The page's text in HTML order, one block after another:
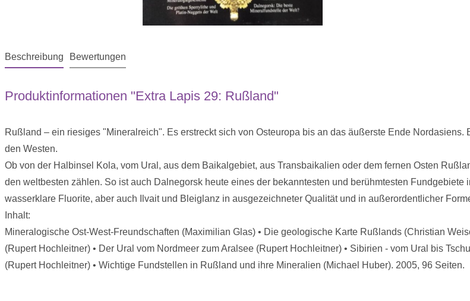
Beschreibung Bewertungen
Produktinformationen "Extra Lapis 29: Rußland"
Rußland – ein riesiges "Mineralreich". Es erstreckt sich von Osteuropa bis an das äußerste Ende
den Westen.
Ob von der Halbinsel Kola, vom Ural, aus dem Baikalgebiet, aus Transbaikalien oder dem fernen Osten
den weltbesten zählen. So ist auch Dalnegorsk heute eines der bekanntesten und berühmtesten
wasserklare Fluorite, aber auch Ilvait und Bleiglanz in ausgezeichneter Qualität und in außerordentlicher
Inhalt:
Mineralogische Ost-West-Freundschaften (Maximilian Glas) • Die geologische Karte Rußlands (Christian
(Rupert Hochleitner) • Der Ural vom Nordmeer zum Aralsee (Rupert Hochleitner) • Sibirien - vom Ural bis
(Rupert Hochleitner) • Wichtige Fundstellen in Rußland und ihre Mineralien (Michael Huber). 2005, 96 Seiten.